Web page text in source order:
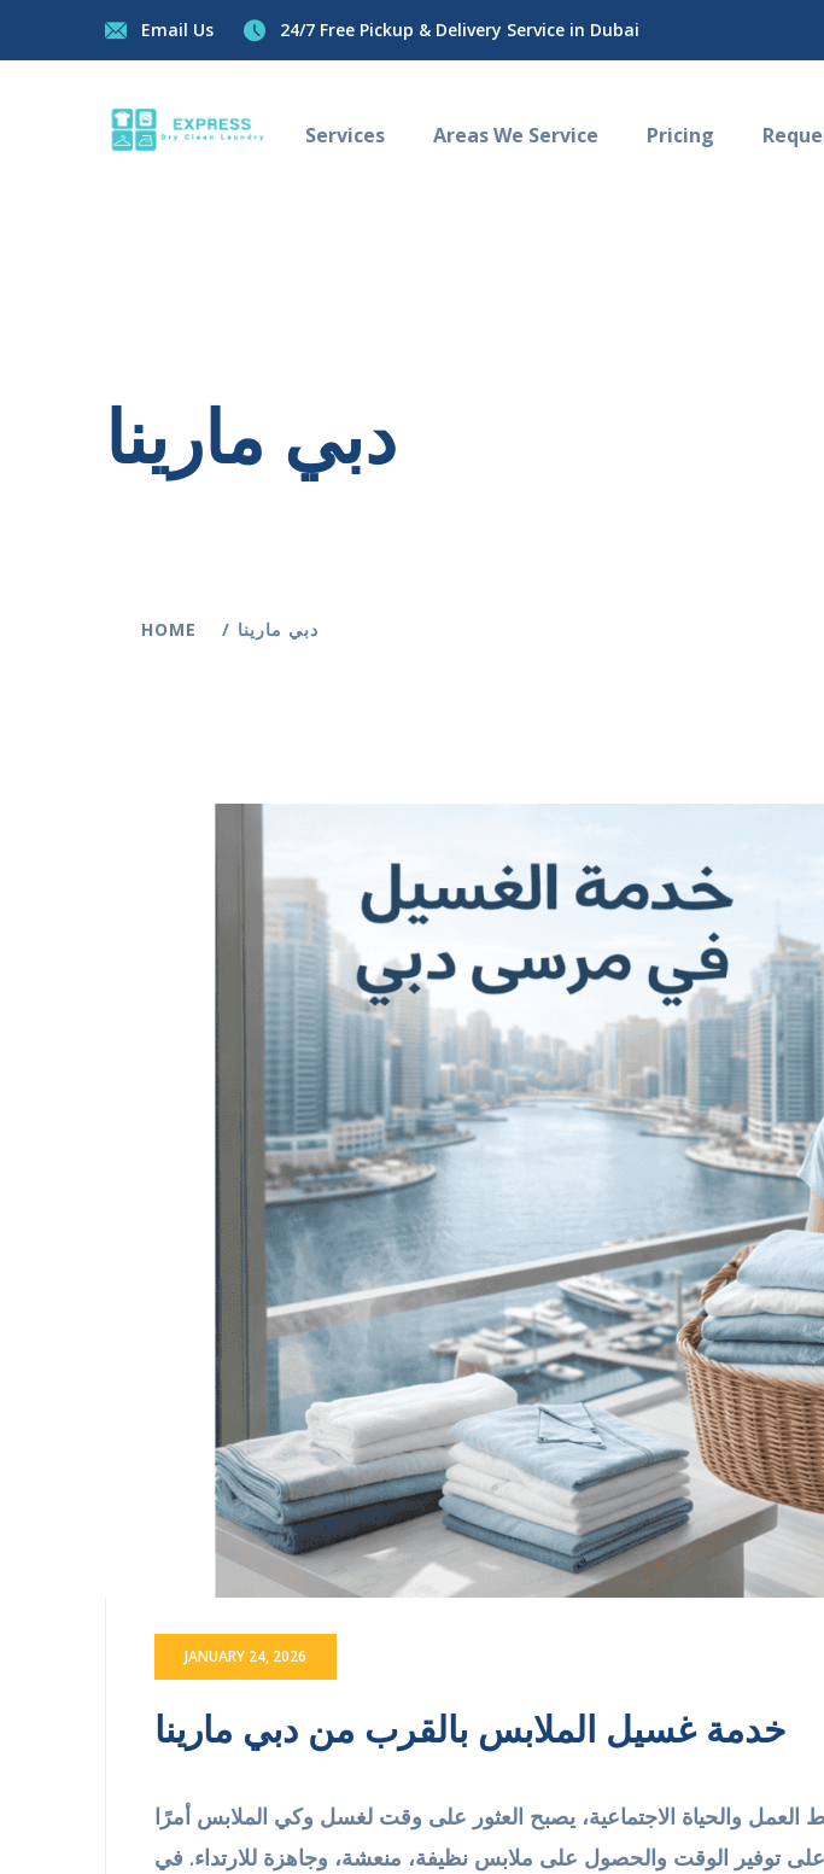
Email Us 24/7 Free Pickup & Delivery Service in Dubai
Services Areas We Service Pricing
دبي مارينا
HOME دبي مارينا
JANUARY 24, 2026
خدمة غسيل الملابس بالقرب من دبي مارينا
والحياة الاجتماعية، يصبح العثور على وقت لغسل وكي الملابس أمرًا
توفير الوقت والحصول على ملابس نظيفة، منعشة، وجاهزة للارتداء. في